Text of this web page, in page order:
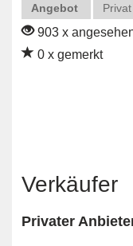
Angebot Privat
903 x
0 x gemerkt
Verkäufer
Privater